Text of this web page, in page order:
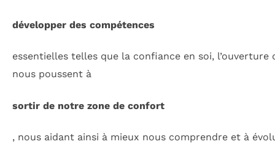
développer des compétences
essentielles telles que la confiance en soi,
nous poussent à
sortir de notre zone de confort
, nous aidant ainsi à mieux nous comprendre et à